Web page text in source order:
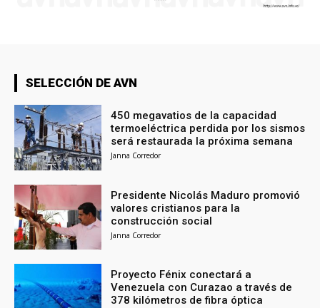
SELECCIÓN DE AVN
450 megavatios de la capacidad
termoeléctrica perdida por los sismos
será restaurada la próxima semana
Janna Corredor
Presidente Nicolás Maduro promovió
valores cristianos para la
construcción social
Janna Corredor
Proyecto Fénix conectará a
Venezuela con Curazao a través de
378 kilómetros de fibra óptica